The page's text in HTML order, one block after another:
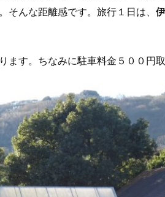
そんな距離感です。旅行１日は、
ます。ちなみに駐車料金５００円取